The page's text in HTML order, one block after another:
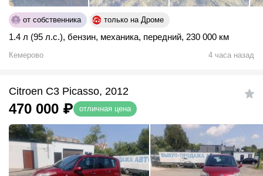
от собственника только на Дроме
1.4 л (95 л.с.), бензин, механика, передний, 230 000 км
Кемерово 4 часа назад
Citroen C3 Picasso, 2012
470 000 ₽ отличная цена